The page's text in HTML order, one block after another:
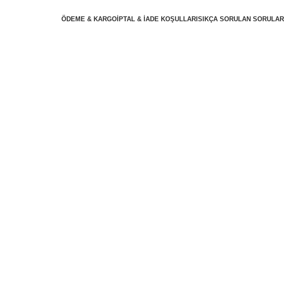
ÖDEME & KARGO İPTAL & İADE KOŞULLARI SIKÇA SORULAN SORULAR